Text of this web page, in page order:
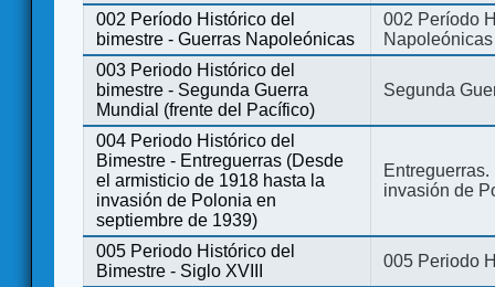
002 Período Histórico del
bimestre - Guerras Napoleónicas
002 Período
Napoleónicas
003 Periodo Histórico del
bimestre - Segunda Guerra
Mundial (frente del Pacífico)
Segunda
004 Periodo Histórico del
Bimestre - Entreguerras (Desde
el armisticio de 1918 hasta la
invasión de Polonia en
septiembre de 1939)
invasión de
005 Periodo Histórico del
Bimestre - Siglo XVIII
005 Periodo